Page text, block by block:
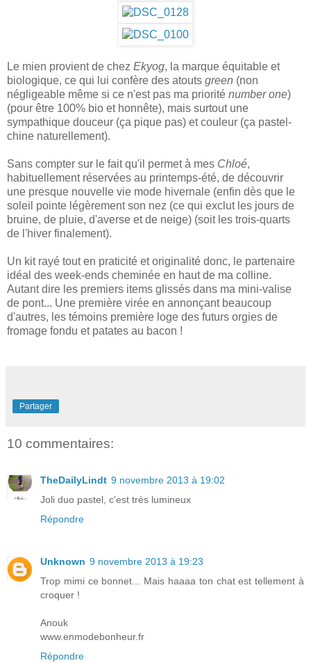
Le mien provient de chez Ekyog, la marque équitable et
biologique, ce qui lui confère des atouts green (non
négligeable même si ce n'est pas ma priorité number one)
(pour être 100% bio et honnête), mais surtout une
sympathique douceur (ça pique pas) et couleur (ça pastel-
chine naturellement).
Sans compter sur le fait qu'il permet à mes Chloé,
habituellement réservées au printemps-été, de découvrir
une presque nouvelle vie mode hivernale (enfin dès que le
soleil pointe légèrement son nez (ce qui exclut les jours de
bruine, de pluie, d'averse et de neige) (soit les trois-quarts
de l'hiver finalement).
Un kit rayé tout en praticité et originalité donc, le partenaire
idéal des week-ends cheminée en haut de ma colline.
Autant dire les premiers items glissés dans ma mini-valise
de pont... Une première virée en annonçant beaucoup
d'autres, les témoins première loge des futurs orgies de
fromage fondu et patates au bacon !
Partager
10 commentaires:
TheDailyLindt 9 novembre 2013 à 19:02
Joli duo pastel, c'est très lumineux
Répondre
Unknown 9 novembre 2013 à 19:23
Trop mimi ce bonnet... Mais haaaa ton chat est tellement à
croquer !
Anouk
www.enmodebonheur.fr
Répondre